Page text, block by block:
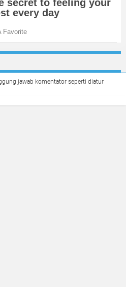
jawab komentator seperti diatur